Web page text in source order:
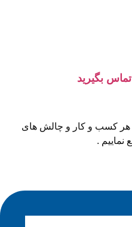
بگیرید
هر کسب و کار و چالش های
نماییم .